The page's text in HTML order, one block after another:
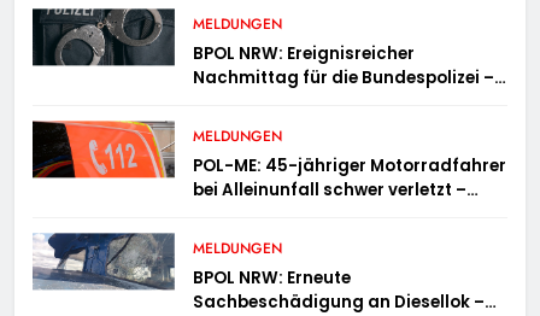
MELDUNGEN
BPOL NRW: Ereignisreicher
Nachmittag für die Bundespolizei –
zwei Haftbefehle vollstreckt
MELDUNGEN
POL-ME: 45-jähriger Motorradfahrer
bei Alleinunfall schwer verletzt –
MELDUNGEN
BPOL NRW: Erneute
Sachbeschädigung an Diesellok –